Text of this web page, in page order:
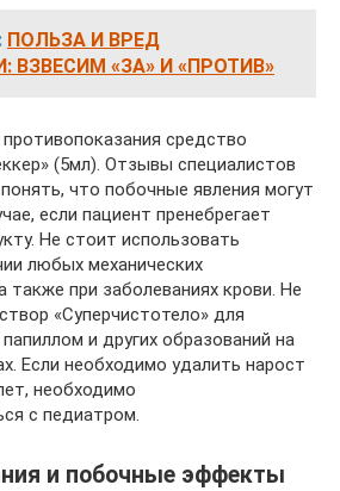
ПОЛЬЗА И ВРЕД
ВЗВЕСИМ «ЗА» И «ПРОТИВ»
средство
(5мл). Отзывы специалистов
что побочные явления могут
если пациент пренебрегает
Не стоит использовать
любых механических
также при заболеваниях крови. Не
«Суперчистотело» для
и других образований на
Если необходимо удалить нарост
необходимо
с педиатром.
и побочные эффекты